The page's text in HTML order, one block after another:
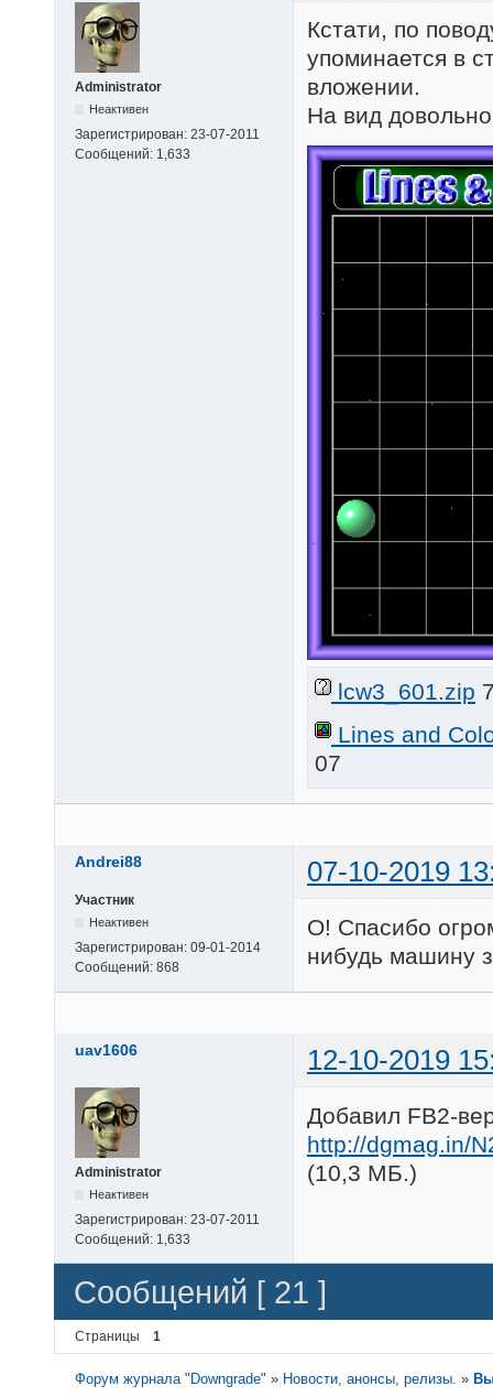
Administrator
Неактивен
Зарегистрирован: 23-07-2011
Сообщений: 1,633
Кстати, по
упоминается в
вложении.
На вид
lcw3_601.zip
Lines and
07
Andrei88 07-10-2019
Участник
Неактивен
Зарегистрирован: 09-01-2014
Сообщений: 868
О! Спасибо
нибудь машину
uav1606 12-10-2019
Administrator
Неактивен
Зарегистрирован: 23-07-2011
Сообщений: 1,633
Добавил FB2-
http://dgmag.in/
(10,3 МБ.)
Сообщений [ 21 ]
Страницы 1
Форум журнала "Downgrade" » Новости, анонсы, релизы. »